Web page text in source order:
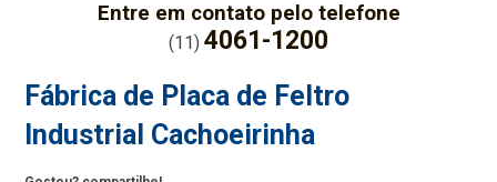
Entre em contato pelo telefone
(11) 4061-1200
Fábrica de Placa de Feltro
Industrial Cachoeirinha